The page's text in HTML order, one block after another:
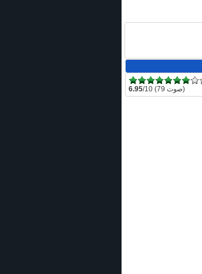
6.95 /10 (79 صوت)